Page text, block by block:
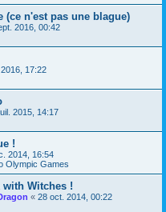
(ce n'est pas une blague)
2016, 00:42
17:22
2015, 14:17
!
2014, 16:54
Olympic Games
with Witches !
« 28 oct. 2014, 00:22